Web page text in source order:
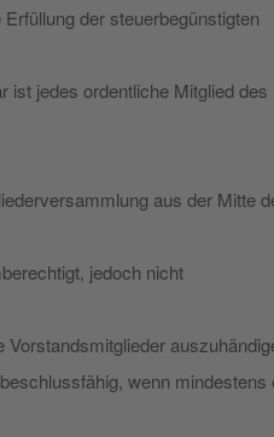
der steuerbegünstigten
ist jedes ordentliche Mitglied des
aus der Mitte
jedoch nicht
wenn mindestens